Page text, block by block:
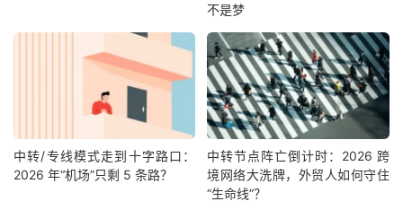
不是梦
中转/专线模式走到十字路口：
2026 年“机场”只剩 5 条路？
中转节点阵亡倒计时：2026 跨
境网络大洗牌，外贸人如何守住
“生命线”？